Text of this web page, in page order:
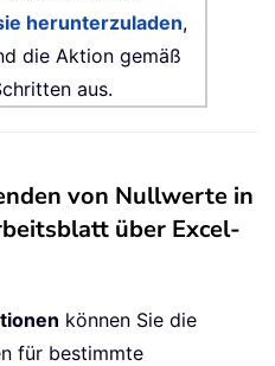
herunterzuladen,
die Aktion gemäß
aus.
von Nullwerte in
über Excel-
können Sie die
für bestimmte